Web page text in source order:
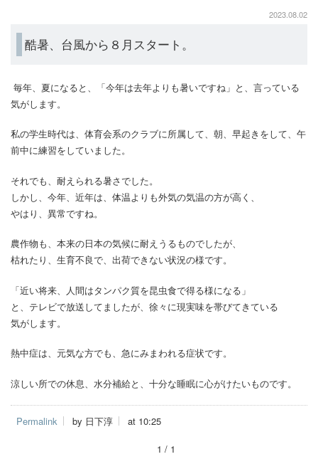
2023.08.02
酷暑、台風から８月スタート。
毎年、夏になると、「今年は去年よりも暑いですね」と、言っている
気がします。
私の学生時代は、体育会系のクラブに所属して、朝、早起きをして、午
前中に練習をしていました。
それでも、耐えられる暑さでした。
しかし、今年、近年は、体温よりも外気の気温の方が高く、
やはり、異常ですね。
農作物も、本来の日本の気候に耐えうるものでしたが、
枯れたり、生育不良で、出荷できない状況の様です。
「近い将来、人間はタンパク質を昆虫食で得る様になる」
と、テレビで放送してましたが、徐々に現実味を帯びてきている
気がします。
熱中症は、元気な方でも、急にみまわれる症状です。
涼しい所での休息、水分補給と、十分な睡眠に心がけたいものです。
Permalink by 日下淳 at 10:25
1 / 1